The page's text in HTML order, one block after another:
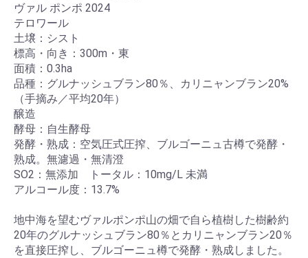
ヴァル ポンポ 2024
テロワール
土壌：シスト
標高・向き：300m・東
面積：0.3ha
品種：グルナッシュブラン80％、カリニャンブラン20%
（手摘み／平均20年）
醸造
酵母：自生酵母
発酵・熟成：空気圧式圧搾、ブルゴーニュ古樽で発酵・
熟成。無濾過・無清澄
SO2：無添加 トータル：10mg/L 未満
アルコール度：13.7%
地中海を望むヴァルポンポ山の畑で自ら植樹した樹齢約
20年のグルナッシュブラン80％とカリニャンブラン20％
を直接圧搾し、ブルゴーニュ樽で発酵・熟成しました。